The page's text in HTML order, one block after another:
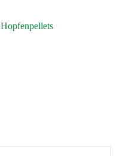
Hopfenpellets